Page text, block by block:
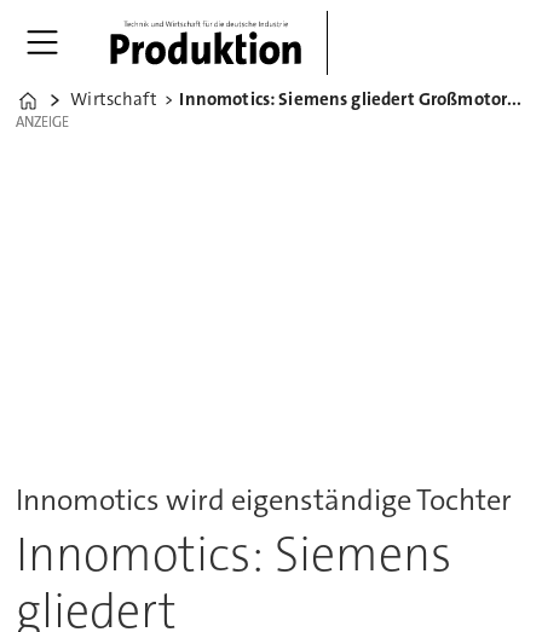
Home
Wirtschaft Innomotics: Siemens gliedert Großmotorengeschäft aus
ANZEIGE
ANZEIGE
Innomotics wird eigenständige Tochter
Innomotics: Siemens
gliedert